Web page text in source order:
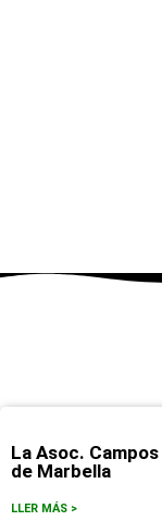
La Asoc.
de Marbella
LLER MÁS >